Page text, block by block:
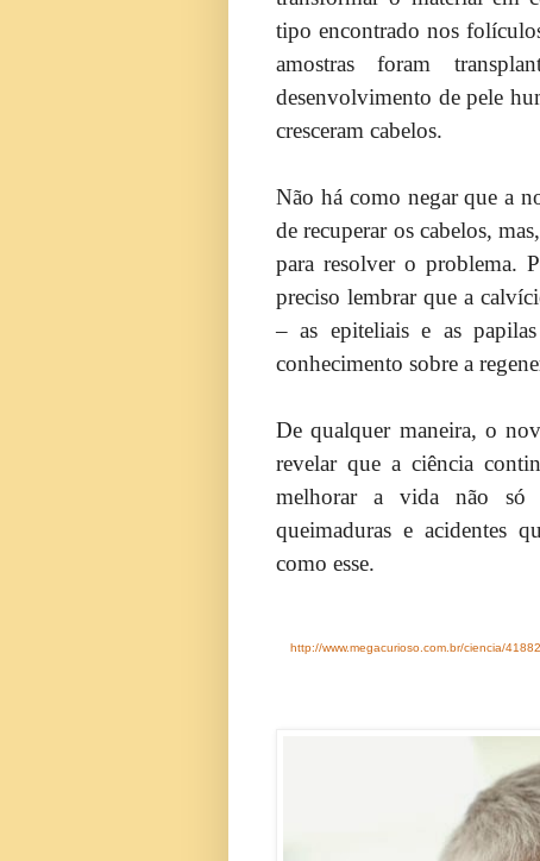
tipo encontrado nos
amostras foram
desenvolvimento de pele
cresceram cabelos.
Não há como negar que a
de recuperar os cabelos,
para resolver o problema.
preciso lembrar que a
– as epiteliais e as
conhecimento sobre a
De qualquer maneira, o
revelar que a ciência
melhorar a vida não só
queimaduras e acidentes
como esse.
http://www.megacurioso.com.br/ciencia/